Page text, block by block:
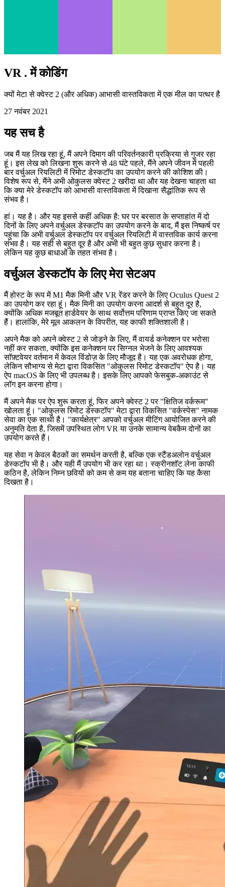
VR . में कोडिंग
क्यों मेटा से क्वेस्ट 2 (और अधिक) आभासी वास्तविकता में एक मील का पत्थर है
27 नवंबर 2021
यह सच है
जब मैं यह लिख रहा हूं, मैं अपने दिमाग की परिवर्तनकारी प्रक्रिया से गुजर रहा
हूं। इस लेख को लिखना शुरू करने से 48 घंटे पहले, मैंने अपने जीवन में पहली
विशेष रूप से, मैंने अभी ओकुलस क्वेस्ट 2 खरीदा था और यह देखना चाहता था
कि क्या मेरे डेस्कटॉप को आभासी वास्तविकता में दिखाना सैद्धांतिक रूप से
संभव है।
हां। यह है। और यह इससे कहीं अधिक है: घर पर बरसात के सप्ताहांत में दो
पहुंचा कि अभी वर्चुअल डेस्कटॉप पर वर्चुअल रियलिटी में वास्तविक कार्य करना
संभव है। यह सही से बहुत दूर है और अभी भी बहुत कुछ सुधार करना है।
लेकिन यह कुछ बाधाओं के तहत संभव है।
वर्चुअल डेस्कटॉप के लिए मेरा सेटअप
का उपयोग कर रहा हूं। मैक मिनी का उपयोग करना आदर्श से बहुत दूर है,
क्योंकि अधिक मजबूत हार्डवेयर के साथ सर्वोत्तम परिणाम प्राप्त किए जा सकते
हैं। हालांकि, मेरे मूल आकलन के विपरीत, यह काफी शक्तिशाली है।
अपने मैक को अपने क्वेस्ट 2 से जोड़ने के लिए, मैं वायर्ड कनेक्शन पर भरोसा
नहीं कर सकता, क्योंकि इस कनेक्शन पर सिग्नल भेजने के लिए आवश्यक
लेकिन सौभाग्य से मेटा द्वारा विकसित "ओकुलस रिमोट डेस्कटॉप" ऐप है। यह
ऐप macOS के लिए भी उपलब्ध है। इसके लिए आपको फेसबुक-अकाउंट से
लॉग इन करना होगा।
मैं अपने मैक पर ऐप शुरू करता हूं, फिर अपने क्वेस्ट 2 पर "क्षितिज वर्करूम"
सेवा का एक साथी है। "कार्यक्षेत्र" आपको वर्चुअल मीटिंग आयोजित करने की
अनुमति देता है, जिसमें उपस्थित लोग VR या उनके सामान्य वेबकैम दोनों का
उपयोग करते हैं।